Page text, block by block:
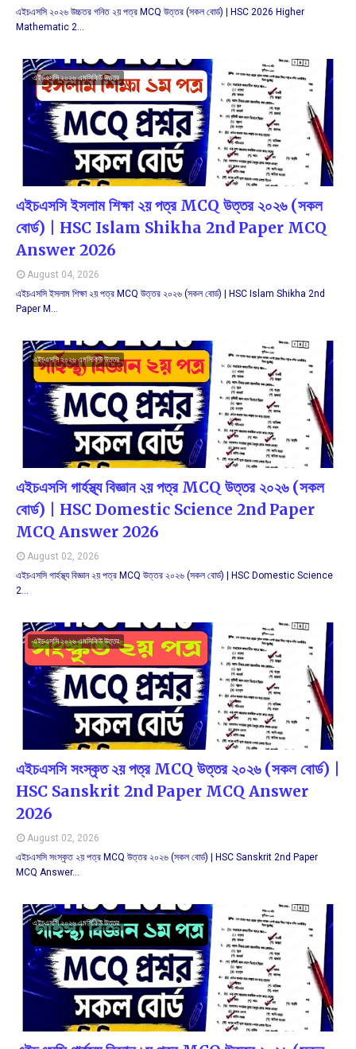
এইচএসসি ২০২৬ উচ্চতর গনিত ২য় পত্র MCQ উত্তর (সকল বোর্ড) | HSC 2026 Higher
Mathematic 2…
এইচএসসি ২০২৬ এমসিকিউ উত্তর
এইচএসসি ইসলাম শিক্ষা ২য় পত্র MCQ উত্তর ২০২৬ (সকল
বোর্ড) | HSC Islam Shikha 2nd Paper MCQ
Answer 2026
August 04, 2026
এইচএসসি ইসলাম শিক্ষা ২য় পত্র MCQ উত্তর ২০২৬ (সকল বোর্ড) | HSC Islam Shikha 2nd
Paper M…
এইচএসসি ২০২৬ এমসিকিউ উত্তর
এইচএসসি গার্হস্থ্য বিজ্ঞান ২য় পত্র MCQ উত্তর ২০২৬ (সকল
বোর্ড) | HSC Domestic Science 2nd Paper
MCQ Answer 2026
August 02, 2026
এইচএসসি গার্হস্থ্য বিজ্ঞান ২য় পত্র MCQ উত্তর ২০২৬ (সকল বোর্ড) | HSC Domestic Science
2…
এইচএসসি ২০২৬ এমসিকিউ উত্তর
এইচএসসি সংস্কৃত ২য় পত্র MCQ উত্তর ২০২৬ (সকল বোর্ড) |
HSC Sanskrit 2nd Paper MCQ Answer
2026
August 02, 2026
এইচএসসি সংস্কৃত ২য় পত্র MCQ উত্তর ২০২৬ (সকল বোর্ড) | HSC Sanskrit 2nd Paper
MCQ Answer…
এইচএসসি ২০২৬ এমসিকিউ উত্তর